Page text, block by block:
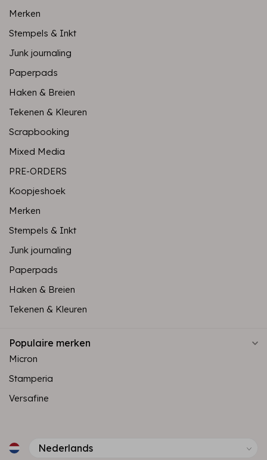
Merken
Stempels & Inkt
Junk journaling
Paperpads
Haken & Breien
Tekenen & Kleuren
Scrapbooking
Mixed Media
PRE-ORDERS
Koopjeshoek
Merken
Stempels & Inkt
Junk journaling
Paperpads
Haken & Breien
Tekenen & Kleuren
Populaire merken
Micron
Stamperia
Versafine